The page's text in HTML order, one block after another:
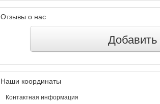
Отзывы о нас
Наши координаты
Контактная информация